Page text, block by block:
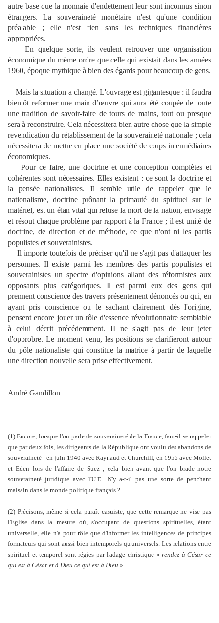
autre base que la monnaie d'endettement leur sont inconnus sinon
étrangers. La souveraineté monétaire n'est qu'une condition
préalable ; elle n'est rien sans les techniques financières
appropriées.
En quelque sorte, ils veulent retrouver une organisation
économique du même ordre que celle qui existait dans les années
1960, époque mythique à bien des égards pour beaucoup de gens.
Mais la situation a changé. L'ouvrage est gigantesque : il faudra
bientôt reformer une main-d’œuvre qui aura été coupée de toute
une tradition de savoir-faire de tours de mains, tout ou presque
sera à reconstruire. Cela nécessitera bien autre chose que la simple
revendication du rétablissement de la souveraineté nationale ; cela
nécessitera de mettre en place une société de corps intermédiaires
économiques.
Pour ce faire, une doctrine et une conception complètes et
cohérentes sont nécessaires. Elles existent : ce sont la doctrine et
la pensée nationalistes. Il semble utile de rappeler que le
nationalisme, doctrine prônant la primauté du spirituel sur le
matériel, est un élan vital qui refuse la mort de la nation, envisage
et résout chaque problème par rapport à la France ; il est unité de
doctrine, de direction et de méthode, ce que n'ont ni les partis
populistes et souverainistes.
Il importe toutefois de préciser qu'il ne s'agit pas d'attaquer les
personnes. Il existe parmi les membres des partis populistes et
souverainistes un spectre d'opinions allant des réformistes aux
opposants plus catégoriques. Il est parmi eux des gens qui
prennent conscience des travers présentement dénoncés ou qui, en
ayant pris conscience ou le sachant clairement dès l'origine,
pensent encore jouer un rôle d'essence révolutionnaire semblable
à celui décrit précédemment. II ne s'agit pas de leur jeter
d'opprobre. Le moment venu, les positions se clarifieront autour
du pôle nationaliste qui constitue la matrice à partir de laquelle
une direction nouvelle sera prise effectivement.
André Gandillon
(1) Encore, lorsque l'on parle de souveraineté de la France, faut-il se rappeler
que par deux fois, les dirigeants de la République ont voulu des abandons de
souveraineté : en juin 1940 avec Raynaud et Churchill, en 1956 avec Mollet
et Eden lors de l'affaire de Suez ; cela bien avant que l'on brade notre
souveraineté juridique avec l'U.E.. N'y a-t-il pas une sorte de penchant
malsain dans le monde politique français ?
(2) Précisons, même si cela paraît casuiste, que cette remarque ne vise pas
l'Église dans la mesure où, s'occupant de questions spirituelles, étant
universelle, elle n'a pour rôle que d'informer les intelligences de principes
formateurs qui sont aussi bien intemporels qu'universels. Les relations entre
spirituel et temporel sont régies par l'adage christique «rendez à César ce
qui est à César et à Dieu ce qui est à Dieu ».